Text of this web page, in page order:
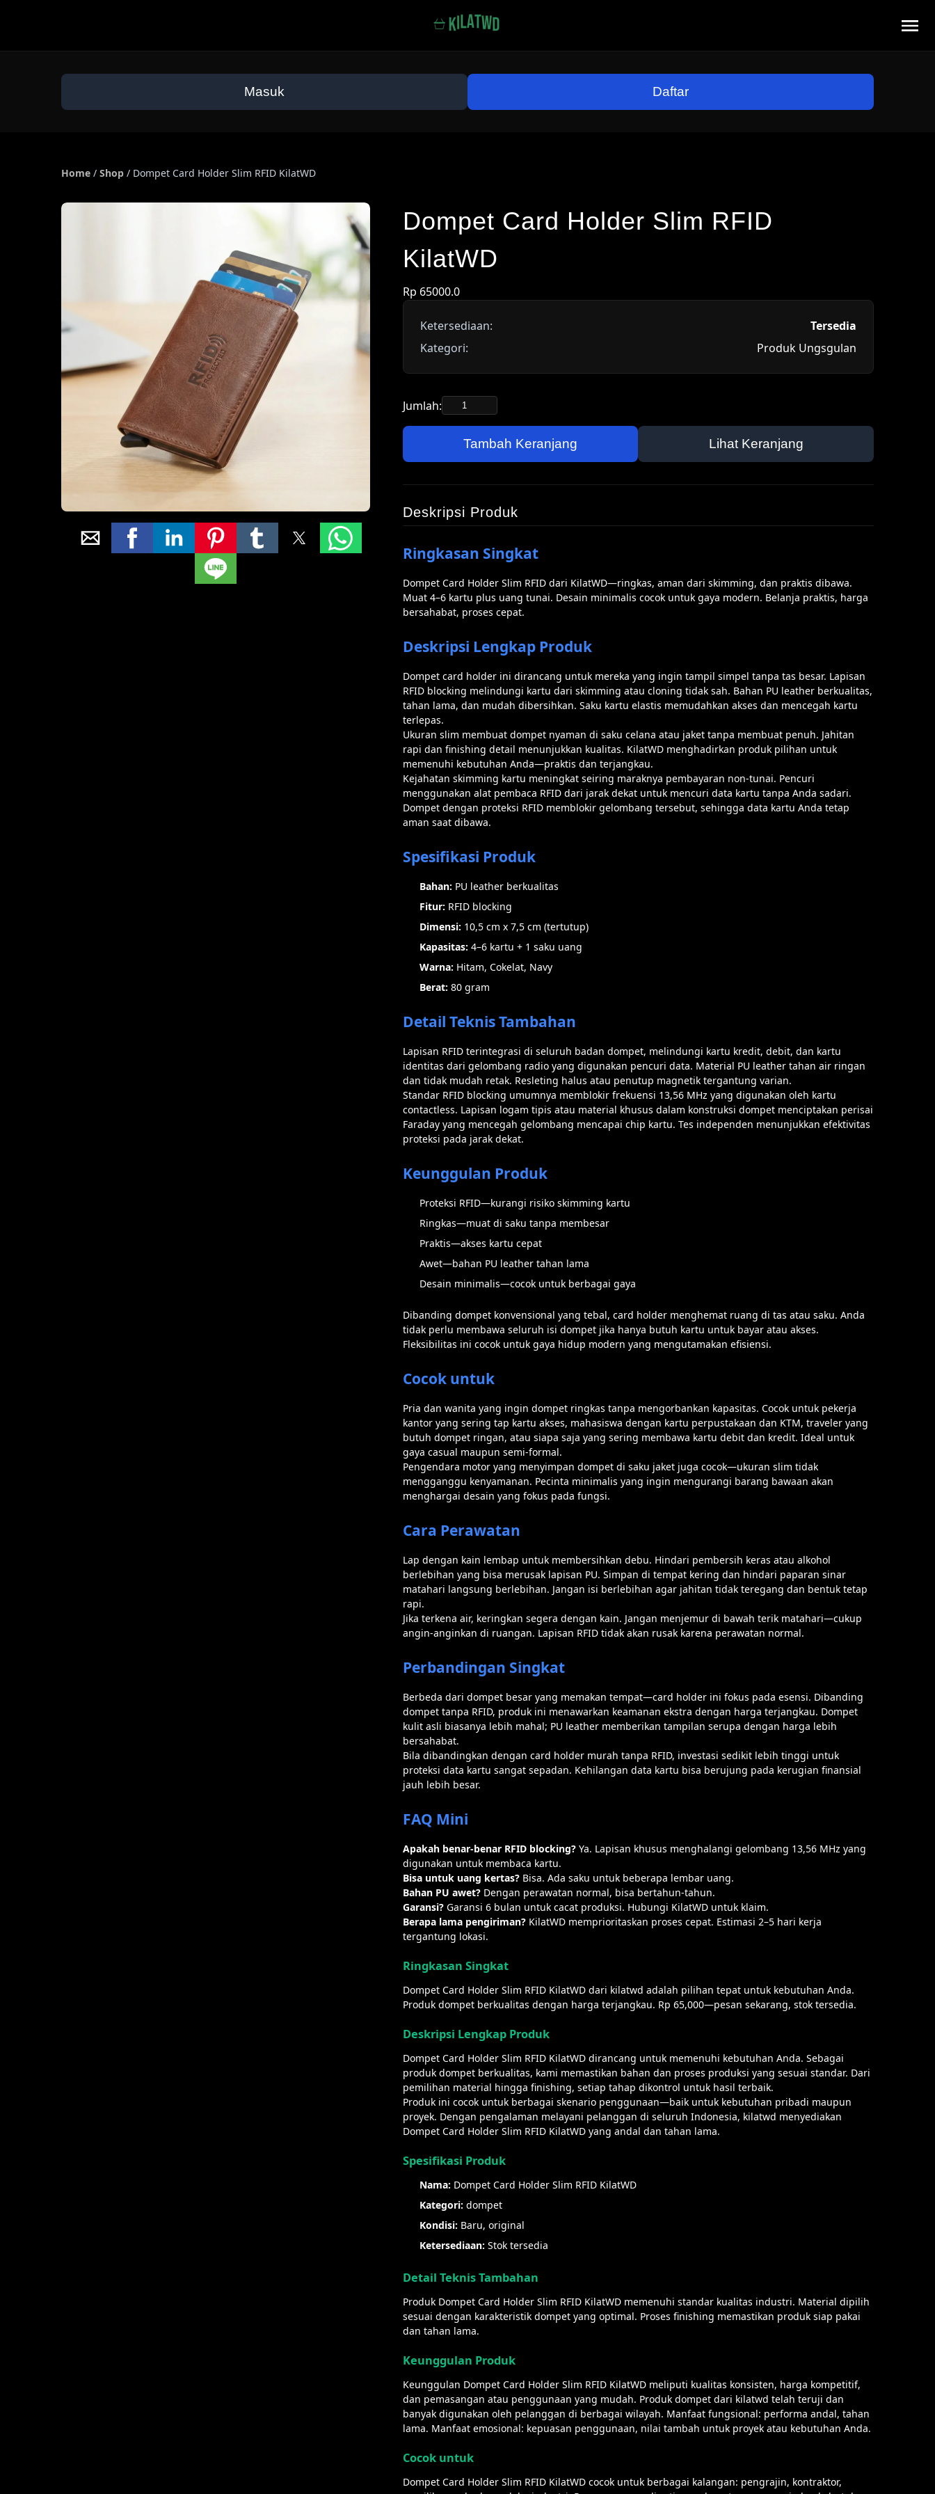
Masuk Daftar
Home / Shop / Dompet Card Holder Slim RFID KilatWD
Dompet Card Holder Slim RFID
KilatWD
Rp 65000.0
Ketersediaan:
Tersedia
Kategori:
Produk Ungsgulan
Jumlah:
Tambah Keranjang Lihat Keranjang
Deskripsi Produk
Ringkasan Singkat
Dompet Card Holder Slim RFID dari KilatWD—ringkas, aman dari skimming, dan praktis dibawa.
Muat 4–6 kartu plus uang tunai. Desain minimalis cocok untuk gaya modern. Belanja praktis, harga
bersahabat, proses cepat.
Deskripsi Lengkap Produk
Dompet card holder ini dirancang untuk mereka yang ingin tampil simpel tanpa tas besar. Lapisan
RFID blocking melindungi kartu dari skimming atau cloning tidak sah. Bahan PU leather berkualitas,
tahan lama, dan mudah dibersihkan. Saku kartu elastis memudahkan akses dan mencegah kartu
terlepas.
Ukuran slim membuat dompet nyaman di saku celana atau jaket tanpa membuat penuh. Jahitan
rapi dan finishing detail menunjukkan kualitas. KilatWD menghadirkan produk pilihan untuk
memenuhi kebutuhan Anda—praktis dan terjangkau.
Kejahatan skimming kartu meningkat seiring maraknya pembayaran non-tunai. Pencuri
menggunakan alat pembaca RFID dari jarak dekat untuk mencuri data kartu tanpa Anda sadari.
Dompet dengan proteksi RFID memblokir gelombang tersebut, sehingga data kartu Anda tetap
aman saat dibawa.
Spesifikasi Produk
Bahan: PU leather berkualitas
Fitur: RFID blocking
Dimensi: 10,5 cm x 7,5 cm (tertutup)
Kapasitas: 4–6 kartu + 1 saku uang
Warna: Hitam, Cokelat, Navy
Berat: 80 gram
Detail Teknis Tambahan
Lapisan RFID terintegrasi di seluruh badan dompet, melindungi kartu kredit, debit, dan kartu
identitas dari gelombang radio yang digunakan pencuri data. Material PU leather tahan air ringan
dan tidak mudah retak. Resleting halus atau penutup magnetik tergantung varian.
Standar RFID blocking umumnya memblokir frekuensi 13,56 MHz yang digunakan oleh kartu
contactless. Lapisan logam tipis atau material khusus dalam konstruksi dompet menciptakan perisai
Faraday yang mencegah gelombang mencapai chip kartu. Tes independen menunjukkan efektivitas
proteksi pada jarak dekat.
Keunggulan Produk
Proteksi RFID—kurangi risiko skimming kartu
Ringkas—muat di saku tanpa membesar
Praktis—akses kartu cepat
Awet—bahan PU leather tahan lama
Desain minimalis—cocok untuk berbagai gaya
Dibanding dompet konvensional yang tebal, card holder menghemat ruang di tas atau saku. Anda
tidak perlu membawa seluruh isi dompet jika hanya butuh kartu untuk bayar atau akses.
Fleksibilitas ini cocok untuk gaya hidup modern yang mengutamakan efisiensi.
Cocok untuk
Pria dan wanita yang ingin dompet ringkas tanpa mengorbankan kapasitas. Cocok untuk pekerja
kantor yang sering tap kartu akses, mahasiswa dengan kartu perpustakaan dan KTM, traveler yang
butuh dompet ringan, atau siapa saja yang sering membawa kartu debit dan kredit. Ideal untuk
gaya casual maupun semi-formal.
Pengendara motor yang menyimpan dompet di saku jaket juga cocok—ukuran slim tidak
mengganggu kenyamanan. Pecinta minimalis yang ingin mengurangi barang bawaan akan
menghargai desain yang fokus pada fungsi.
Cara Perawatan
Lap dengan kain lembap untuk membersihkan debu. Hindari pembersih keras atau alkohol
berlebihan yang bisa merusak lapisan PU. Simpan di tempat kering dan hindari paparan sinar
matahari langsung berlebihan. Jangan isi berlebihan agar jahitan tidak teregang dan bentuk tetap
rapi.
Jika terkena air, keringkan segera dengan kain. Jangan menjemur di bawah terik matahari—cukup
angin-anginkan di ruangan. Lapisan RFID tidak akan rusak karena perawatan normal.
Perbandingan Singkat
Berbeda dari dompet besar yang memakan tempat—card holder ini fokus pada esensi. Dibanding
dompet tanpa RFID, produk ini menawarkan keamanan ekstra dengan harga terjangkau. Dompet
kulit asli biasanya lebih mahal; PU leather memberikan tampilan serupa dengan harga lebih
bersahabat.
Bila dibandingkan dengan card holder murah tanpa RFID, investasi sedikit lebih tinggi untuk
proteksi data kartu sangat sepadan. Kehilangan data kartu bisa berujung pada kerugian finansial
jauh lebih besar.
FAQ Mini
Apakah benar-benar RFID blocking?Ya. Lapisan khusus menghalangi gelombang 13,56 MHz yang
digunakan untuk membaca kartu.
Bisa untuk uang kertas?Bisa. Ada saku untuk beberapa lembar uang.
Bahan PU awet?Dengan perawatan normal, bisa bertahun-tahun.
Garansi?Garansi 6 bulan untuk cacat produksi. Hubungi KilatWD untuk klaim.
Berapa lama pengiriman?KilatWD memprioritaskan proses cepat. Estimasi 2–5 hari kerja
tergantung lokasi.
Ringkasan Singkat
Dompet Card Holder Slim RFID KilatWD dari kilatwd adalah pilihan tepat untuk kebutuhan Anda.
Produk dompet berkualitas dengan harga terjangkau. Rp 65,000—pesan sekarang, stok tersedia.
Deskripsi Lengkap Produk
Dompet Card Holder Slim RFID KilatWD dirancang untuk memenuhi kebutuhan Anda. Sebagai
produk dompet berkualitas, kami memastikan bahan dan proses produksi yang sesuai standar. Dari
pemilihan material hingga finishing, setiap tahap dikontrol untuk hasil terbaik.
Produk ini cocok untuk berbagai skenario penggunaan—baik untuk kebutuhan pribadi maupun
proyek. Dengan pengalaman melayani pelanggan di seluruh Indonesia, kilatwd menyediakan
Dompet Card Holder Slim RFID KilatWD yang andal dan tahan lama.
Spesifikasi Produk
Nama: Dompet Card Holder Slim RFID KilatWD
Kategori: dompet
Kondisi: Baru, original
Ketersediaan: Stok tersedia
Detail Teknis Tambahan
Produk Dompet Card Holder Slim RFID KilatWD memenuhi standar kualitas industri. Material dipilih
sesuai dengan karakteristik dompet yang optimal. Proses finishing memastikan produk siap pakai
dan tahan lama.
Keunggulan Produk
Keunggulan Dompet Card Holder Slim RFID KilatWD meliputi kualitas konsisten, harga kompetitif,
dan pemasangan atau penggunaan yang mudah. Produk dompet dari kilatwd telah teruji dan
banyak digunakan oleh pelanggan di berbagai wilayah. Manfaat fungsional: performa andal, tahan
lama. Manfaat emosional: kepuasan penggunaan, nilai tambah untuk proyek atau kebutuhan Anda.
Cocok untuk
Dompet Card Holder Slim RFID KilatWD cocok untuk berbagai kalangan: pengrajin, kontraktor,